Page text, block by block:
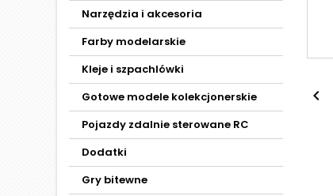
Narzędzia i akcesoria
Farby modelarskie
Kleje i szpachlówki
Gotowe modele kolekcjonerskie
Pojazdy zdalnie sterowane RC
Dodatki
Gry bitewne
